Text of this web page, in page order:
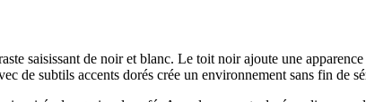
saisissant de noir et blanc. Le toit noir ajoute une
de subtils accents dorés crée un environnement sans fin de